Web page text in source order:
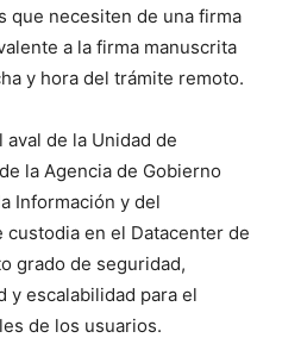
que necesiten de una firma
a la firma manuscrita
y hora del trámite remoto.
de la Unidad de
la Agencia de Gobierno
Información y del
en el Datacenter de
grado de seguridad,
y escalabilidad para el
de los usuarios.